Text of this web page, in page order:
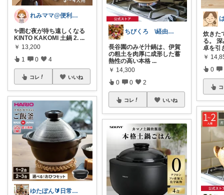
れみママ@便利雑貨¸¸kids
✨囲む夜が待ち遠しくなる
KINTO KAKOMI 土鍋 2. ...
￥ 13,200
1 0 4
コレ いいね
ゆたぽん🔰日常のあったらいいな👍
ちびくろ \経由購入ありがとうござます/
長谷園のみそ汁鍋は、伊賀
の粗土を肉厚に成形した蓄
熱性の高い本格 ...
￥ 14,300
0 0 2
コレ いいね
炊きた
る。
卓を引
￥
0